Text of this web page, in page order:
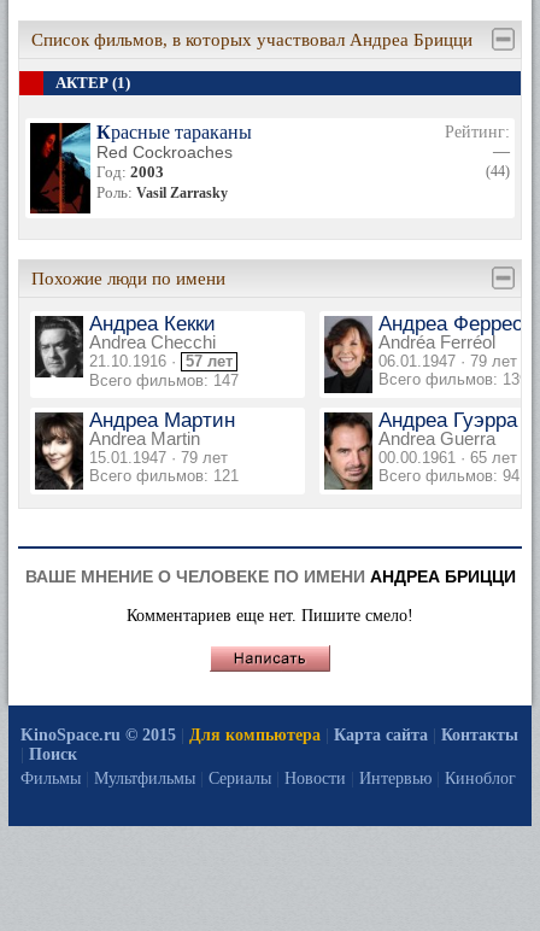
Список фильмов, в которых участвовал Андреа Брицци
АКТЕР (1)
Красные тараканы
Red Cockroaches
Год: 2003
Роль: Vasil Zarrasky
Рейтинг:
—
(44)
Похожие люди по имени
Андреа Кекки
Andrea Checchi
21.10.1916 · 57 лет
Всего фильмов: 147
Андреа
Andréa Ferréol
06.01.1947 · 79 лет
Всего фильмов: 139
Андреа Мартин
Andrea Martin
15.01.1947 · 79 лет
Всего фильмов: 121
Андреа Гуэрра
Andrea Guerra
00.00.1961 · 65 лет
Всего фильмов: 94
ВАШЕ МНЕНИЕ О ЧЕЛОВЕКЕ ПО ИМЕНИ АНДРЕА БРИЦЦИ
Комментариев еще нет. Пишите смело!
KinoSpace.ru © 2015 Для компьютера Карта сайта
Контакты
Поиск
Фильмы
Мультфильмы Сериалы Новости Интервью Киноблог